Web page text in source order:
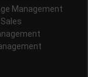
Management